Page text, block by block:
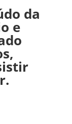
da
e